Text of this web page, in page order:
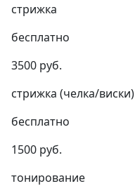
стрижка
бесплатно
3500 руб.
стрижка (челка/виски)
бесплатно
1500 руб.
тонирование